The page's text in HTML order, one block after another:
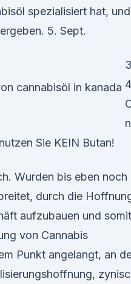
spezialisiert hat, und
5. Sept.
Sie KEIN Butan!
Wurden bis eben noch
durch die
aufzubauen und somit
von Cannabis
Punkt angelangt, an